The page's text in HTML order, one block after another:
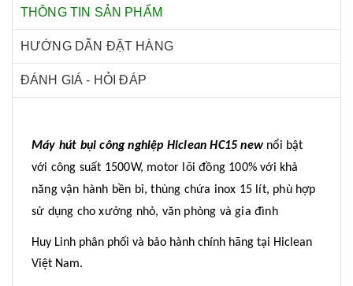
THÔNG TIN SẢN PHẨM
HƯỚNG DẪN ĐẶT HÀNG
ĐÁNH GIÁ - HỎI ĐÁP
Máy hút bụi công nghiệp Hiclean HC15 new nổi bật
với công suất 1500W, motor lõi đồng 100% với khả
năng vận hành bền bỉ, thùng chứa inox 15 lít, phù hợp
sử dụng cho xưởng nhỏ, văn phòng và gia đình
Huy Linh phân phối và bảo hành chính hãng tại Hiclean
Việt Nam.